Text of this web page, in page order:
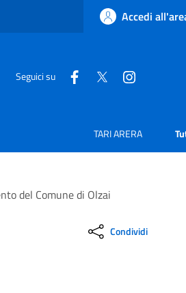
Accedi
Seguici su
TARI ARERA
del Comune di Olzai
Condividi